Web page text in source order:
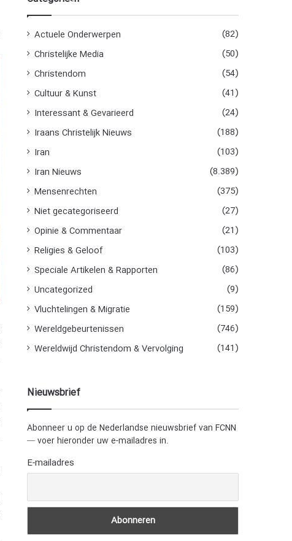
n
Actuele Onderwerpen
(82)
Christelijke Media
(50)
Christendom
(54)
Cultuur & Kunst
(41)
Interessant & Gevarieerd
(24)
Iraans Christelijk Nieuws
(188)
Iran
(103)
Iran Nieuws
(8.389)
Mensenrechten
(375)
Niet gecategoriseerd
(27)
Opinie & Commentaar
(21)
Religies & Geloof
(103)
Speciale Artikelen & Rapporten
(86)
Uncategorized
(9)
Vluchtelingen & Migratie
(159)
Wereldgebeurtenissen
(746)
Wereldwijd Christendom & Vervolging
(141)
Nieuwsbrief
Abonneer u op de Nederlandse nieuwsbrief van FCNN
— voer hieronder uw e-mailadres in.
E-mailadres